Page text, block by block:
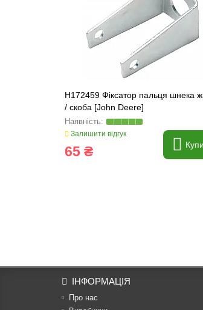
H172459 Фіксатор пальця шнека
/ скоба [John Deere]
Залишити відгук
65 ₴
ІНФОРМАЦІЯ
Про нас